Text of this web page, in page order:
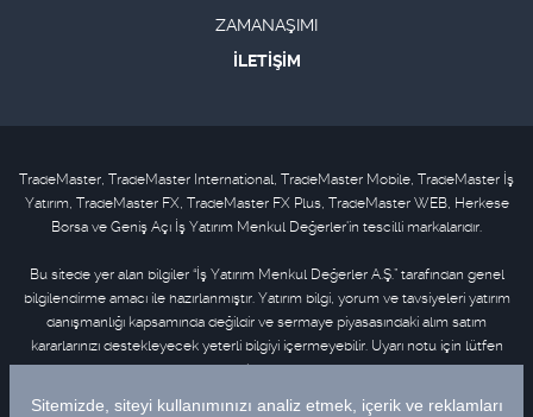
ZAMANAŞIMI
İLETİŞİM
TradeMaster, TradeMaster International, TradeMaster Mobile, TradeMaster İş
Yatırım, TradeMaster FX, TradeMaster FX Plus, TradeMaster WEB, Herkese
Borsa ve Geniş Açı İş Yatırım Menkul Değerler'in tescilli markalarıdır.
Bu sitede yer alan bilgiler “İş Yatırım Menkul Değerler A.Ş.” tarafından genel
bilgilendirme amacı ile hazırlanmıştır. Yatırım bilgi, yorum ve tavsiyeleri yatırım
danışmanlığı kapsamında değildir ve sermaye piyasasındaki alım satım
kararlarınızı destekleyecek yeterli bilgiyi içermeyebilir. Uyarı notu için lütfen
tıklayınız.